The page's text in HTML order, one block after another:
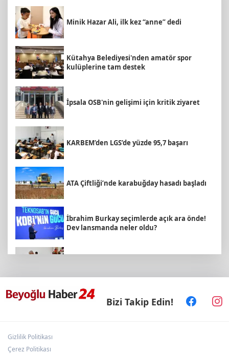
Minik Hazar Ali, ilk kez “anne” dedi
Kütahya Belediyesi'nden amatör spor
kulüplerine tam destek
İpsala OSB'nin gelişimi için kritik ziyaret
KARBEM’den LGS’de yüzde 95,7 başarı
ATA Çiftliği’nde karabuğday hasadı başladı
İbrahim Burkay seçimlerde açık ara önde!
Dev lansmanda neler oldu?
Arbil Akın kadın muhtarlarla buluştu
Bizi Takip Edin!
Gizlilik Politikası
Çerez Politikası